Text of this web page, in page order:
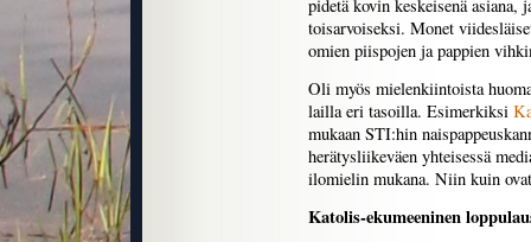
pidetä kovin keskeisenä asiana,
toisarvoiseksi. Monet
omien piispojen ja pappien
Oli myös mielenkiintoista
lailla eri tasoilla. Esimerkiksi
mukaan STI:hin
herätysliikeväen yhteisessä
ilomielin mukana. Niin kuin
Katolis-ekumeeninen